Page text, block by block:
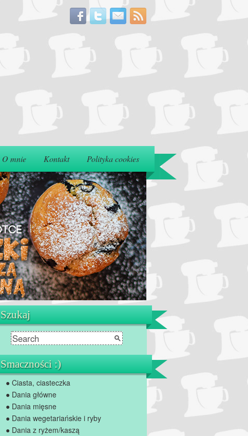
O mnie Kontakt Polityka cookies
Szukaj
Smaczności :)
● Ciasta, ciasteczka
● Dania główne
● Dania mięsne
● Dania wegetariańskie i ryby
● Dania z ryżem/kaszą